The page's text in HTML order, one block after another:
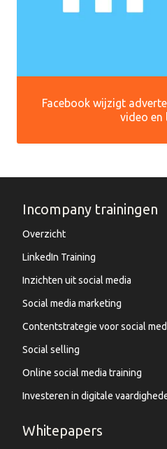
Facebook wijzigt
video en
Incompany trainingen
Overzicht
LinkedIn Training
Inzichten uit social media
Social media marketing
Contentstrategie voor social
Social selling
Online social media training
Investeren in digitale
Whitepapers